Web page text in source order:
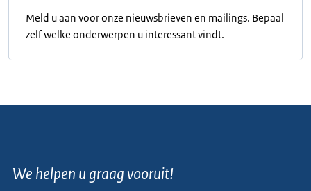
Meld u aan voor onze nieuwsbrieven en mailings. Bepaal
zelf welke onderwerpen u interessant vindt.
We helpen u graag vooruit!